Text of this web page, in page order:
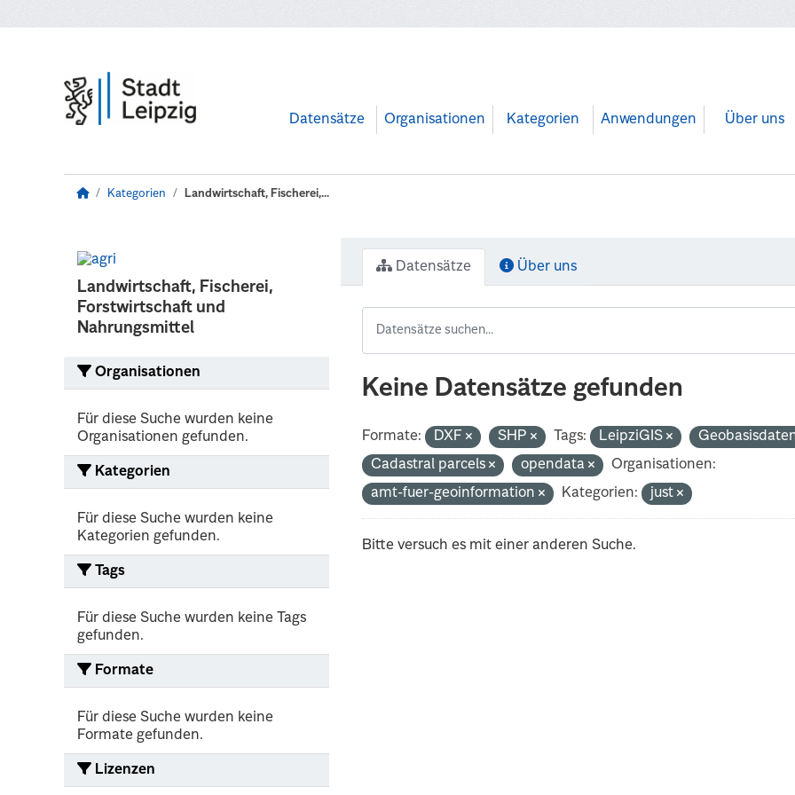
Datensätze Organisationen Kategorien Anwendungen Über uns
Kategorien Landwirtschaft, Fischerei,...
Landwirtschaft, Fischerei,
Forstwirtschaft und
Nahrungsmittel
Organisationen
Für diese Suche wurden keine
Organisationen gefunden.
Kategorien
Für diese Suche wurden keine
Kategorien gefunden.
Tags
Für diese Suche wurden keine Tags
gefunden.
Formate
Für diese Suche wurden keine
Formate gefunden.
Lizenzen
Datensätze Über uns
Keine Datensätze gefunden
Formate: DXF SHP Tags: LeipziGIS
Cadastral parcels
opendata
Organisationen:
amt-fuer-geoinformation
Kategorien: just
Bitte versuch es mit einer anderen Suche.